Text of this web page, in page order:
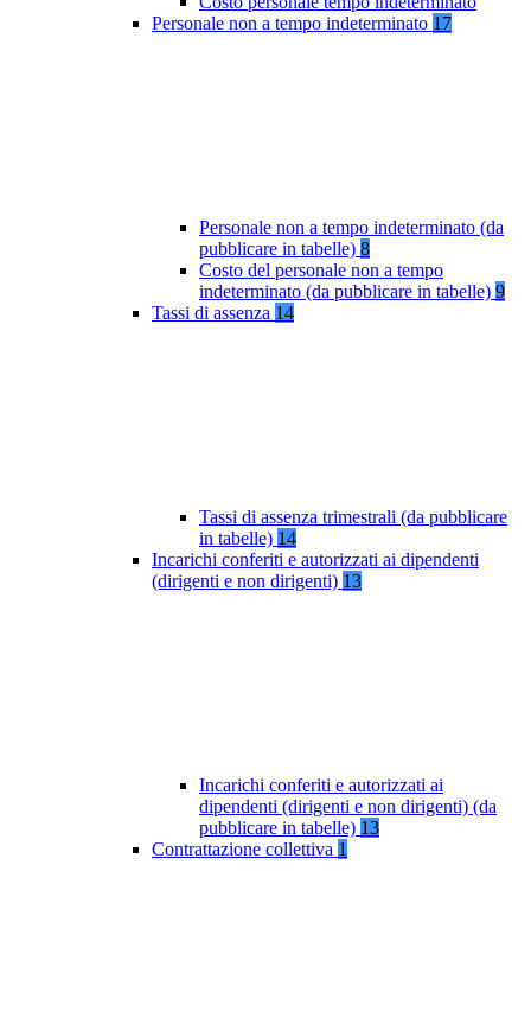
Personale non a tempo indeterminato 17
Personale non a tempo indeterminato (da
pubblicare in tabelle) 8
Costo del personale non a tempo
indeterminato (da pubblicare in tabelle) 9
Tassi di assenza 14
Tassi di assenza trimestrali (da pubblicare
in tabelle) 14
Incarichi conferiti e autorizzati ai dipendenti
(dirigenti e non dirigenti) 13
Incarichi conferiti e autorizzati ai
dipendenti (dirigenti e non dirigenti) (da
pubblicare in tabelle) 13
Contrattazione collettiva 1